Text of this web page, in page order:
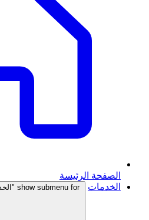
الصفحة الرئيسة
الخدمات
show submenu for "الخدمات"